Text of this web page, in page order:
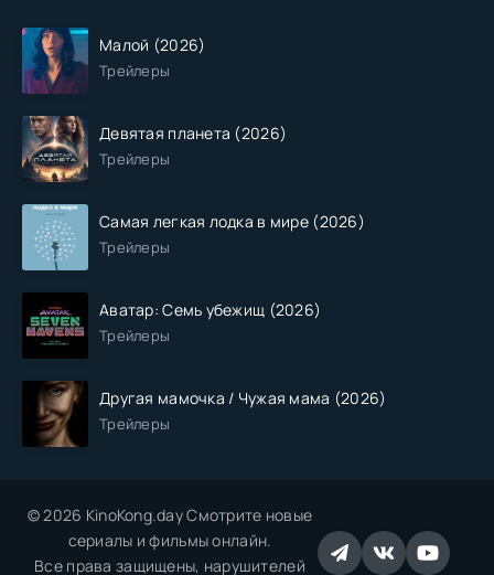
Малой (2026)
Трейлеры
Девятая планета (2026)
Трейлеры
Самая легкая лодка в мире (2026)
Трейлеры
Аватар: Семь убежищ (2026)
Трейлеры
Другая мамочка / Чужая мама (2026)
Трейлеры
© 2026 KinoKong.day Смотрите новые
сериалы и фильмы онлайн.
Все права защищены, нарушителей